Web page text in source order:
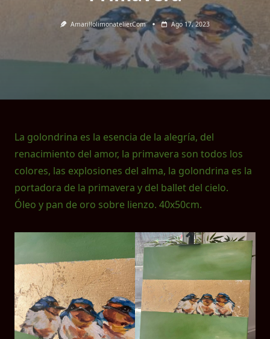
Amarillolimonatelier.com Ago 17, 2023
La golondrina es la esencia de la alegría, del
renacimiento del amor, la primavera son todos los
colores, las explosiones del alma, la golondrina es la
portadora de la primavera y del ballet del cielo.
Óleo y pan de oro sobre lienzo. 40x50cm.